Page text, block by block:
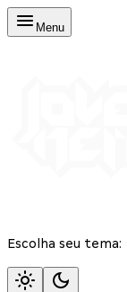
Menu
Escolha seu tema: